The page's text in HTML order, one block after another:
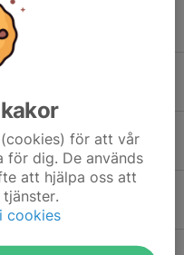
augusti!
för att vår
för dig. De används
att hjälpa oss att
cookies